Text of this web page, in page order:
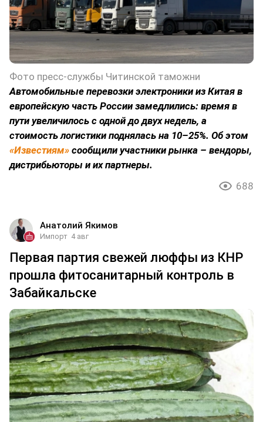
Фото пресс-службы Читинской таможни
Автомобильные перевозки электроники из Китая в
европейскую часть России замедлились: время в
пути увеличилось с одной до двух недель, а
стоимость логистики поднялась на 10–25%. Об этом
«Известиям» сообщили участники рынка – вендоры,
дистрибьюторы и их партнеры.
688
Анатолий Якимов
Импорт 4 авг
Первая партия свежей люффы из КНР
прошла фитосанитарный контроль в
Забайкальске